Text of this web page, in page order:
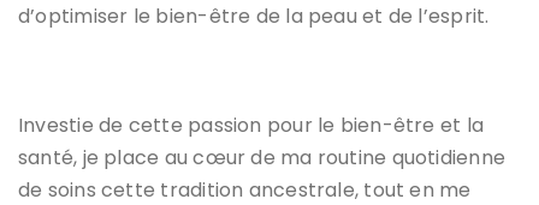
d’optimiser le bien-être de la peau et de l’esprit.
Investie de cette passion pour le bien-être et la
santé, je place au cœur de ma routine quotidienne
de soins cette tradition ancestrale, tout en me